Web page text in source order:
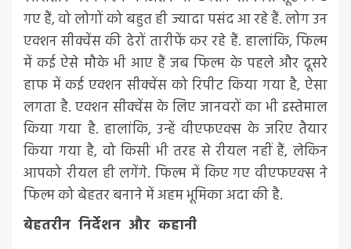
गए हैं, वो लोगों को बहुत ही ज्यादा पसंद आ रहे हैं. लोग उन
एक्शन सीक्वेंस की ढेरों तारीफें कर रहे हैं. हालांकि, फिल्म
में कई ऐसे मौके भी आए हैं जब फिल्म के पहले और दूसरे
हाफ में कई एक्शन सीक्वेंस को रिपीट किया गया है, ऐसा
लगता है. एक्शन सीक्वेंस के लिए जानवरों का भी इस्तेमाल
किया गया है. हालांकि, उन्हें वीएफएक्स के जरिए तैयार
किया गया है, वो किसी भी तरह से रीयल नहीं हैं, लेकिन
आपको रीयल ही लगेंगे. फिल्म में किए गए वीएफएक्स ने
फिल्म को बेहतर बनाने में अहम भूमिका अदा की है.
बेहतरीन निर्देशन और कहानी